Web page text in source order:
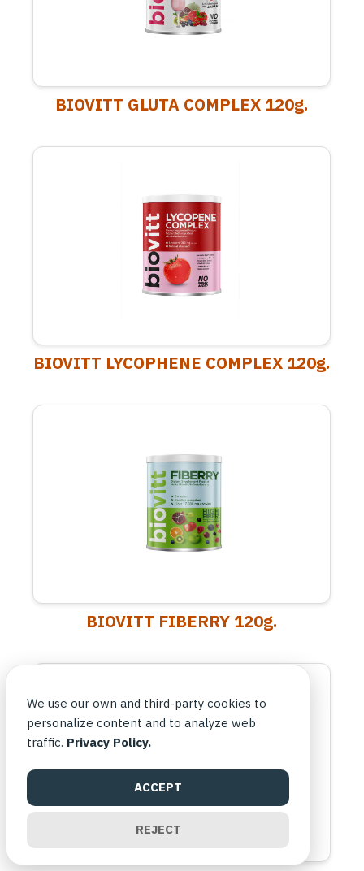
BIOVITT GLUTA COMPLEX 120g.
BIOVITT LYCOPHENE COMPLEX 120g.
BIOVITT FIBERRY 120g.
We use our own and third-party cookies to
personalize content and to analyze web
traffic. Privacy Policy.
ACCEPT
REJECT